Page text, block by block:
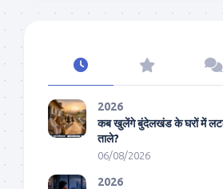
2026
कब खुलेंगे बुंदेलखंड के घरों में
ताले?
06/08/2026
2026